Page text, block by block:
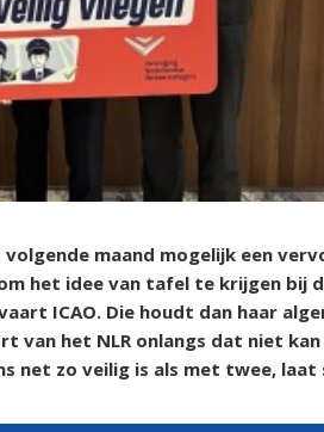
maand mogelijk een
het idee van tafel te krijgen bij
ICAO. Die houdt dan haar
van het NLR onlangs dat niet
net zo veilig is als met twee, laat